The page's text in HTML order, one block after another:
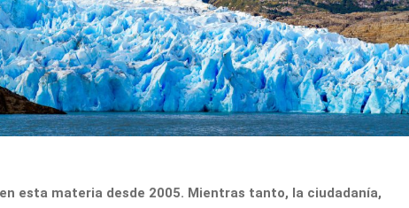
esta materia desde 2005. Mientras tanto, la ciudadanía,